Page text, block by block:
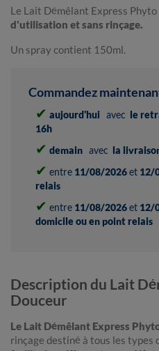
Le Lait Démêlant Express
d'utilisation et sans rinçage.
Un spray contient 150ml.
Commandez
✔ aujourd'hui avec le
16h
✔ demain avec la
✔ entre 11/08/2026et 12/
relais
✔ entre 11/08/2026et 12/
domicile ou en point relais
Description du Lait
Douceur
Le Lait Démêlant Express
rinçage destiné à tous les types